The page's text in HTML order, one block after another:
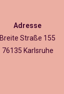
Adresse
Breite Straße 155
76135 Karlsruhe